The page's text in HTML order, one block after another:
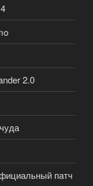
2.0
патч